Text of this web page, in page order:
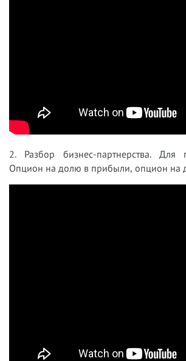
2. Разбор бизнес-партнерства. Для
Опцион на долю в прибыли, опцион на